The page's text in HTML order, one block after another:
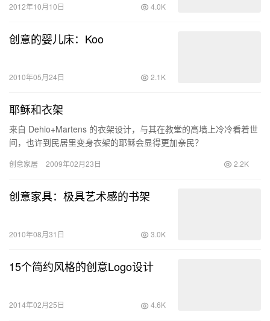
2012年10月10日 4.0K
创意的婴儿床：Koo
2010年05月24日 2.1K
耶稣和衣架
来自 Dehio+Martens 的衣架设计，与其在教堂的高墙上冷冷看着世
间，也许到民居里变身衣架的耶稣会显得更加亲民？
创意家居 2009年02月23日 2.2K
创意家具：极具艺术感的书架
2010年08月31日 3.0K
15个简约风格的创意Logo设计
2014年02月25日 4.6K